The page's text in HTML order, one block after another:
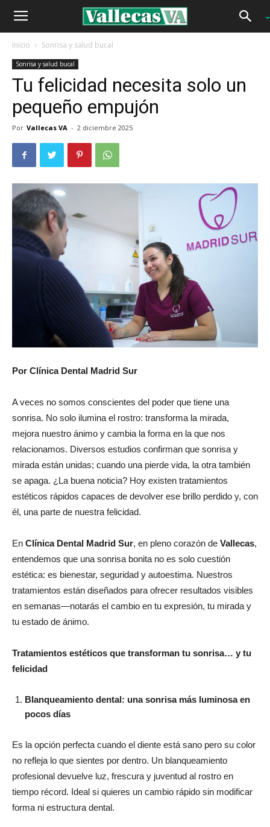
Inicio Sonrisa y salud bucal
Sonrisa y salud bucal
Tu felicidad necesita solo un
pequeño empujón
Por Vallecas VA - 2 diciembre 2025
Por Clínica Dental Madrid Sur
A veces no somos conscientes del poder que tiene una
sonrisa. No solo ilumina el rostro: transforma la mirada,
mejora nuestro ánimo y cambia la forma en la que nos
relacionamos. Diversos estudios confirman que sonrisa y
mirada están unidas; cuando una pierde vida, la otra también
se apaga. ¿La buena noticia? Hoy existen tratamientos
estéticos rápidos capaces de devolver ese brillo perdido y, con
él, una parte de nuestra felicidad.
En Clínica Dental Madrid Sur, en pleno corazón de Vallecas,
entendemos que una sonrisa bonita no es solo cuestión
estética: es bienestar, seguridad y autoestima. Nuestros
tratamientos están diseñados para ofrecer resultados visibles
en semanas—notarás el cambio en tu expresión, tu mirada y
tu estado de ánimo.
Tratamientos estéticos que transforman tu sonrisa… y tu
felicidad
Blanqueamiento dental: una sonrisa más luminosa en
pocos días
Es la opción perfecta cuando el diente está sano pero su color
no refleja lo que sientes por dentro. Un blanqueamiento
profesional devuelve luz, frescura y juventud al rostro en
tiempo récord. Ideal si quieres un cambio rápido sin modificar
forma ni estructura dental.